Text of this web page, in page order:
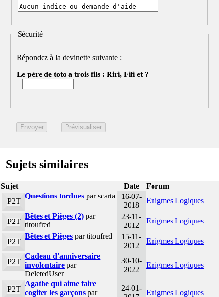
Sécurité
Répondez à la devinette suivante :
Le père de toto a trois fils : Riri, Fifi et ?
Sujets similaires
Sujet Date
Forum
P2T
Questions tordues par scarta
16-07-
2018
Enigmes Logiques
P2T
Bêtes et Pièges (2) par
titoufred
23-11-
2012
Enigmes Logiques
P2T
Bêtes et Pièges par titoufred
15-11-
2012
Enigmes Logiques
P2T
Cadeau d'anniversaire
involontaire par
DeletedUser
30-10-
2022
Enigmes Logiques
P2T
Agathe qui aime faire
cogiter les garçons par
24-01-
Enigmes Logiques